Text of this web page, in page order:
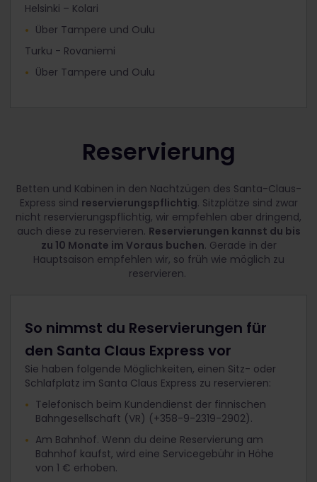
Helsinki – Kolari
Über Tampere und Oulu
Turku - Rovaniemi
Über Tampere und Oulu
Reservierung
Betten und Kabinen in den Nachtzügen des Santa-Claus-
Express sind reservierungspflichtig. Sitzplätze sind zwar
nicht reservierungspflichtig, wir empfehlen aber dringend,
auch diese zu reservieren. Reservierungen kannst du bis
zu 10 Monate im Voraus buchen. Gerade in der
Hauptsaison empfehlen wir, so früh wie möglich zu
reservieren.
So nimmst du Reservierungen für
den Santa Claus Express vor
Sie haben folgende Möglichkeiten, einen Sitz- oder
Schlafplatz im Santa Claus Express zu reservieren:
Telefonisch beim Kundendienst der finnischen
Bahngesellschaft (VR) (+358-9-2319-2902).
Am Bahnhof. Wenn du deine Reservierung am
Bahnhof kaufst, wird eine Servicegebühr in Höhe
von 1 € erhoben.